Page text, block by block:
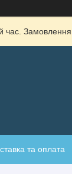
час.
та оплата